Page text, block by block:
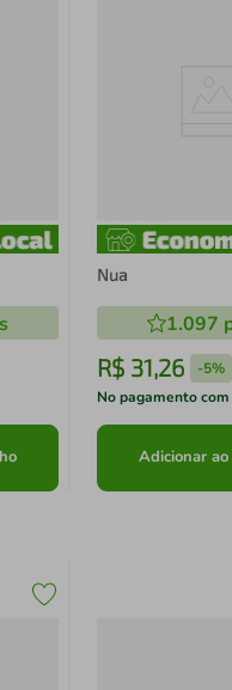
Nua
1.097
R$ 31,26 -5%
No pagamento com
Adicionar